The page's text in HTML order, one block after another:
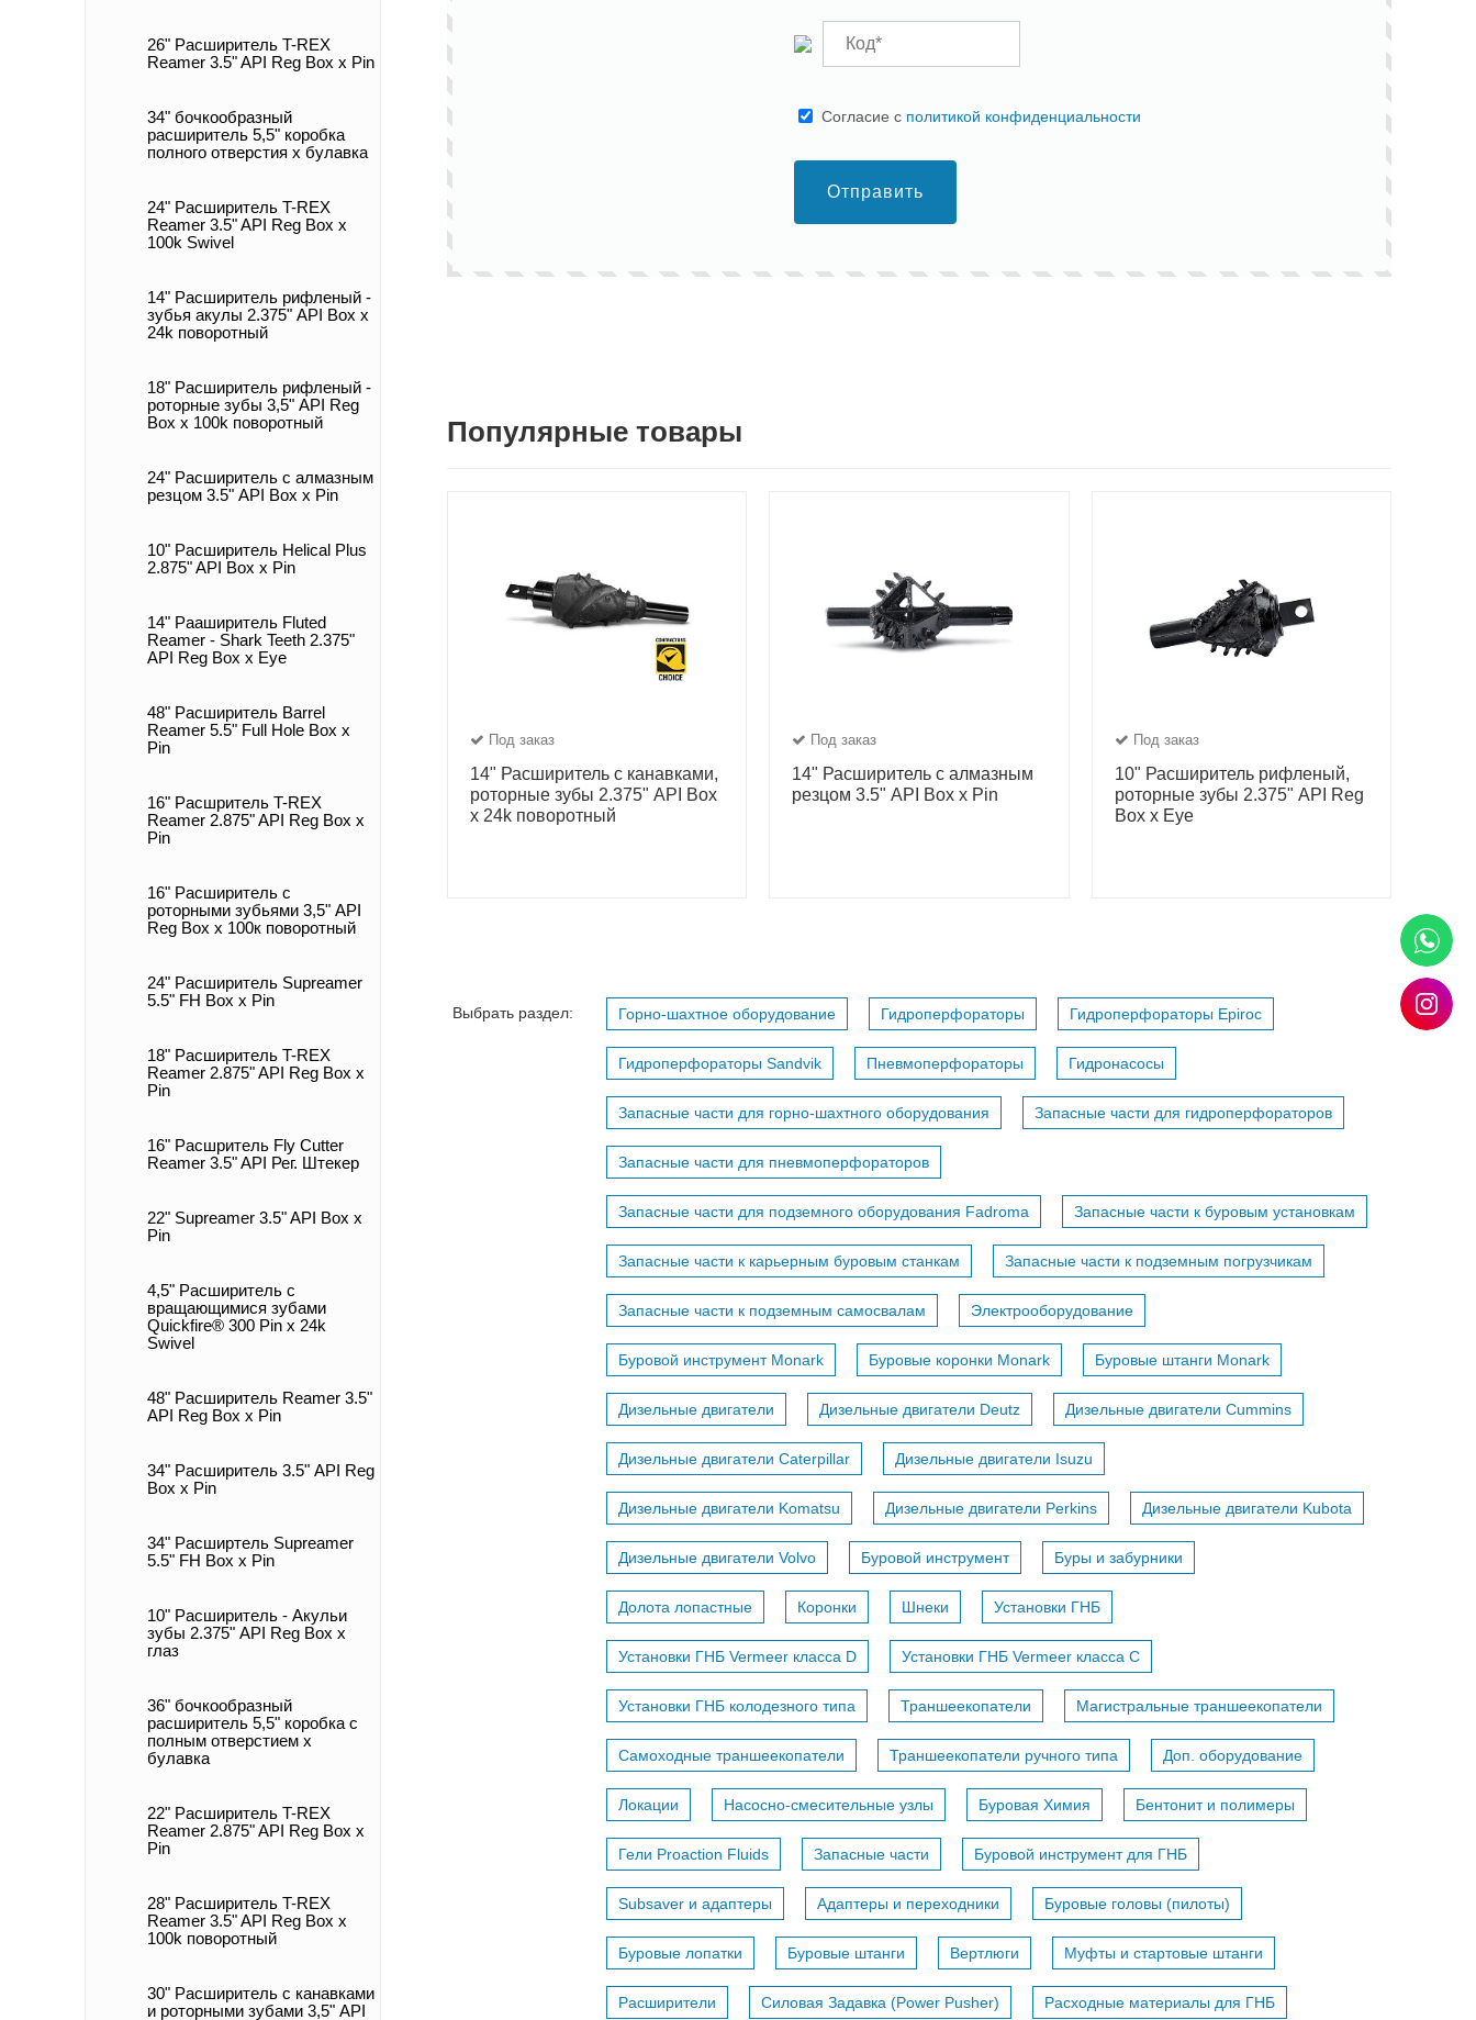
26" Расширитель T-REX
Reamer 3.5" API Reg Box х Pin
34" бочкообразный
расширитель 5,5" коробка
полного отверстия x булавка
24" Расширитель T-REX
Reamer 3.5" API Reg Box x
100k Swivel
14" Расширитель рифленый -
зубья акулы 2.375" API Box x
24k поворотный
18" Расширитель рифленый -
роторные зубы 3,5" API Reg
Box x 100k поворотный
24" Расширитель с алмазным
резцом 3.5" API Box x Pin
10" Расширитель Helical Plus
2.875" API Box x Pin
14" Рааширитель Fluted
Reamer - Shark Teeth 2.375"
API Reg Box x Eye
48" Расширитель Barrel
Reamer 5.5" Full Hole Box x
Pin
16" Расшритель T-REX
Reamer 2.875" API Reg Box x
Pin
16" Расширитель с
роторными зубьями 3,5" API
Reg Box х 100к поворотный
24" Расширитель Supreamer
5.5" FH Box x Pin
18" Расширитель T-REX
Reamer 2.875" API Reg Box x
Pin
16" Расшритель Fly Cutter
Reamer 3.5" API Рег. Штекер
22" Supreamer 3.5" API Box x
Pin
4,5" Расширитель с
вращающимися зубами
Quickfire® 300 Pin x 24k
Swivel
48" Расширитель Reamer 3.5"
API Reg Box х Pin
34" Расширитель 3.5" API Reg
Box x Pin
34" Расширтель Supreamer
5.5" FH Box x Pin
10" Расширитель - Акульи
зубы 2.375" API Reg Box х
глаз
36" бочкообразный
расширитель 5,5" коробка с
полным отверстием x
булавка
22" Расширитель T-REX
Reamer 2.875" API Reg Box x
Pin
28" Расширитель T-REX
Reamer 3.5" API Reg Box x
100k поворотный
30" Расширитель с канавками
и роторными зубами 3,5" API
Cогласие с политикой конфиденциальности
Отправить
Популярные товары
Под заказ
14" Расширитель с канавками,
роторные зубы 2.375" API Box
x 24k поворотный
Под заказ
14" Расширитель с алмазным
резцом 3.5" API Box x Pin
Под заказ
10" Расширитель рифленый,
роторные зубы 2.375" API Reg
Box x Eye
Выбрать раздел: Горно-шахтное оборудование Гидроперфораторы Гидроперфораторы Epiroc
Гидроперфораторы Sandvik Пневмоперфораторы Гидронасосы
Запасные части для горно-шахтного оборудования Запасные части для гидроперфораторов
Запасные части для пневмоперфораторов
Запасные части для подземного оборудования Fadroma Запасные части к буровым установкам
Запасные части к карьерным буровым станкам Запасные части к подземным погрузчикам
Запасные части к подземным самосвалам Электрооборудование
Буровой инструмент Monark Буровые коронки Monark Буровые штанги Monark
Дизельные двигатели Дизельные двигатели Deutz Дизельные двигатели Cummins
Дизельные двигатели Caterpillar Дизельные двигатели Isuzu
Дизельные двигатели Komatsu Дизельные двигатели Perkins Дизельные двигатели Kubota
Дизельные двигатели Volvo Буровой инструмент Буры и забурники
Долота лопастные Коронки Шнеки Установки ГНБ
Установки ГНБ Vermeer класса D Установки ГНБ Vermeer класса С
Установки ГНБ колодезного типа Траншеекопатели Магистральные траншеекопатели
Самоходные траншеекопатели Траншеекопатели ручного типа Доп. оборудование
Локации Насосно-смесительные узлы Буровая Химия Бентонит и полимеры
Гели Proaction Fluids Запасные части Буровой инструмент для ГНБ
Subsaver и адаптеры Адаптеры и переходники Буровые головы (пилоты)
Буровые лопатки Буровые штанги Вертлюги Муфты и стартовые штанги
Расширители Силовая Задавка (Power Pusher) Расходные материалы для ГНБ